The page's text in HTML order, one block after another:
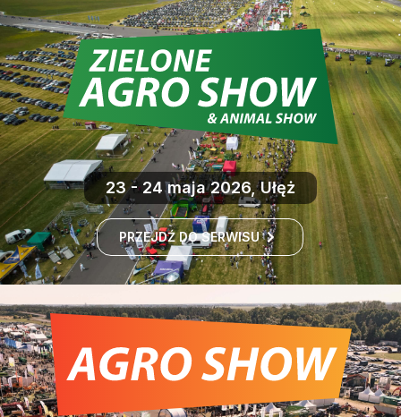
23 - 24 maja 2026, Ułęż
PRZEJDŹ DO SERWISU